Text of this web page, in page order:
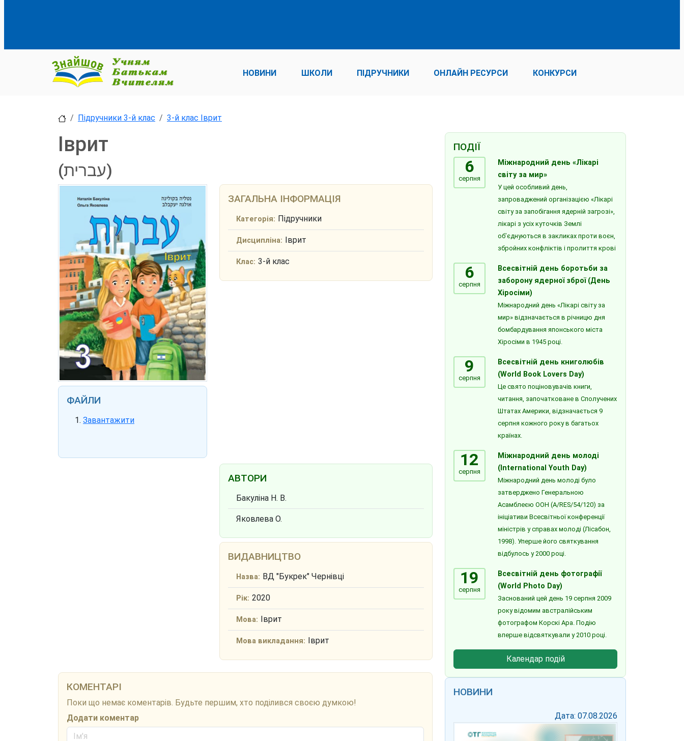
НОВИНИ ШКОЛИ ПІДРУЧНИКИ ОНЛАЙН РЕСУРСИ КОНКУРСИ
Підручники 3-й клас 3-й клас Іврит
Іврит
(עברית)
ФАЙЛИ
Завантажити
ЗАГАЛЬНА ІНФОРМАЦІЯ
Категорія: Підручники
Дисципліна: Іврит
Клас: 3-й клас
АВТОРИ
Бакуліна Н. В.
Яковлева О.
ВИДАВНИЦТВО
Назва: ВД "Букрек" Чернівці
Рік: 2020
Мова: Іврит
Мова викладання: Іврит
КОМЕНТАРІ
Поки що немає коментарів. Будьте першим, хто поділився своєю думкою!
Додати коментар
ПОДІЇ
6
серпня
Міжнародний день «Лікарі
світу за мир»
У цей особливий день,
запроваджений організацією «Лікарі
світу за запобігання ядерній загрозі»,
лікарі з усіх куточків Землі
об’єднуються в закликах проти воєн,
збройних конфліктів і пролиття крові
6
серпня
Всесвітній день боротьби за
заборону ядерної зброї (День
Хіросіми)
Міжнародний день «Лікарі світу за
мир» відзначається в річницю дня
бомбардування японського міста
Хіросіми в 1945 році.
9
серпня
Всесвітній день книголюбів
(World Book Lovers Day)
Це свято поціновувачів книги,
читання, започатковане в Сполучених
Штатах Америки, відзначається 9
серпня кожного року в багатьох
країнах.
12
серпня
Міжнародний день молоді
(International Youth Day)
Міжнародний день молоді було
затверджено Генеральною
Асамблеєю ООН (A/RES/54/120) за
ініціативи Всесвітньої конференції
міністрів у справах молоді (Лісабон,
1998). Уперше його святкування
відбулось у 2000 році.
19
серпня
Всесвітній день фотографії
(World Photo Day)
Заснований цей день 19 серпня 2009
року відомим австралійським
фотографом Корскі Ара. Подію
вперше відсвяткували у 2010 році.
Календар подій
НОВИНИ
Дата: 07.08.2026